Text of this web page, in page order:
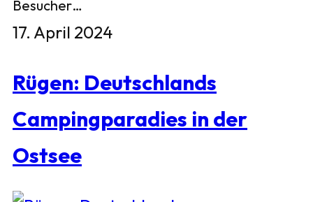
Besucher…
17. April 2024
Rügen: Deutschlands
Campingparadies in der
Ostsee